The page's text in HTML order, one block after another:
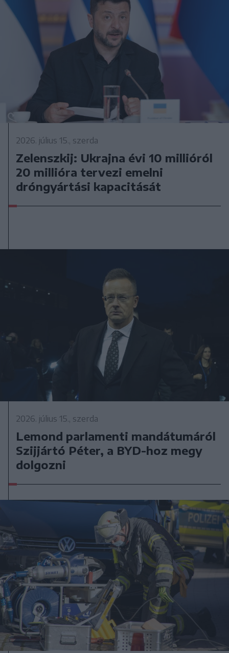
2026. július 15., szerda
Zelenszkij: Ukrajna évi 10 millióról
20 millióra tervezi emelni
dróngyártási kapacitását
2026. július 15., szerda
Lemond parlamenti mandátumáról
Szijjártó Péter, a BYD-hoz megy
dolgozni